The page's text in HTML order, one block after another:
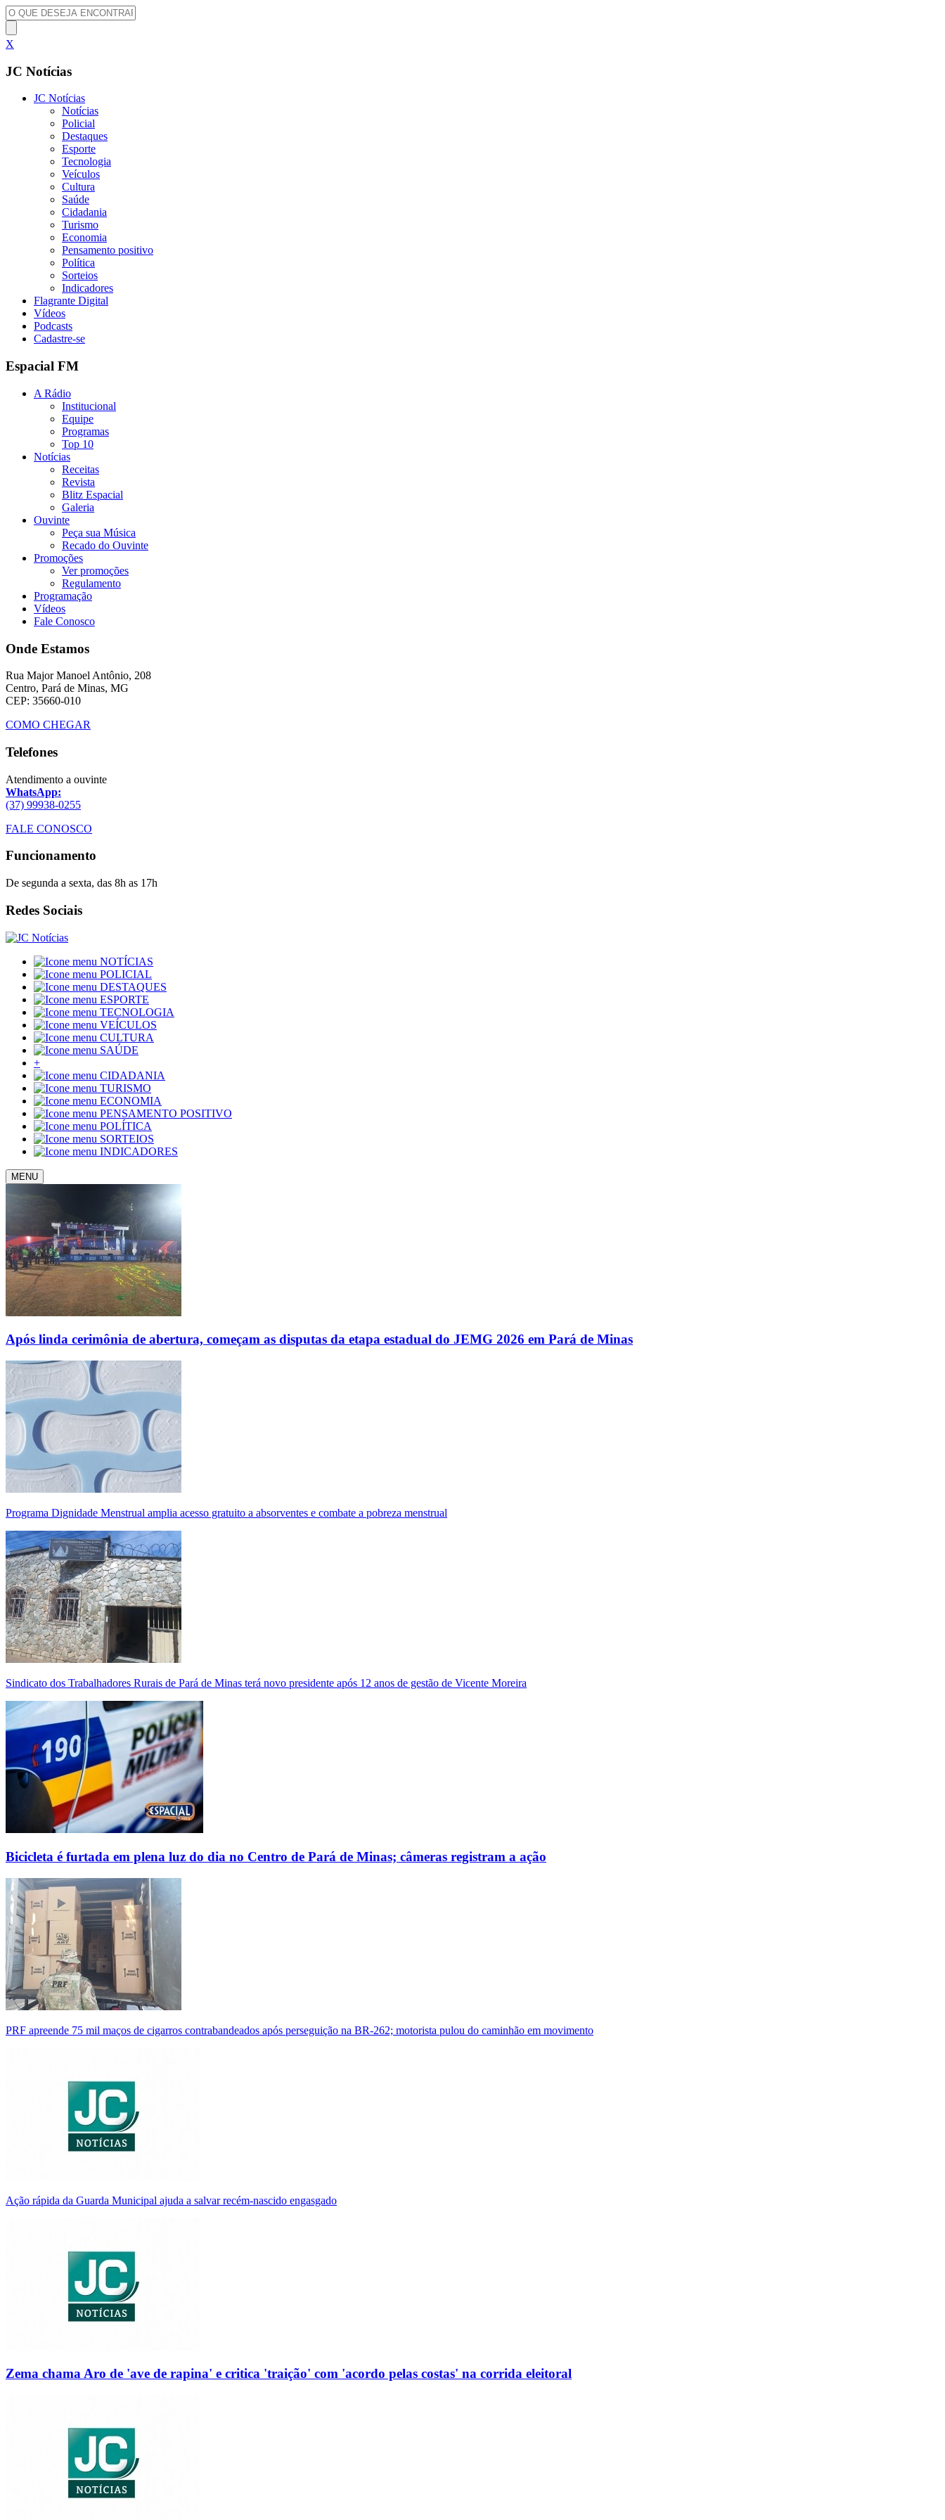
X
JC Notícias
JC Notícias
Notícias
Policial
Destaques
Esporte
Tecnologia
Veículos
Cultura
Saúde
Cidadania
Turismo
Economia
Pensamento positivo
Política
Sorteios
Indicadores
Flagrante Digital
Vídeos
Podcasts
Cadastre-se
Espacial FM
A Rádio
Institucional
Equipe
Programas
Top 10
Notícias
Receitas
Revista
Blitz Espacial
Galeria
Ouvinte
Peça sua Música
Recado do Ouvinte
Promoções
Ver promoções
Regulamento
Programação
Vídeos
Fale Conosco
Onde Estamos
Rua Major Manoel Antônio, 208
Centro, Pará de Minas, MG
CEP: 35660-010
COMO CHEGAR
Telefones
Atendimento a ouvinte
WhatsApp:
(37) 99938-0255
FALE CONOSCO
Funcionamento
De segunda a sexta, das 8h as 17h
Redes Sociais
NOTÍCIAS
POLICIAL
DESTAQUES
ESPORTE
TECNOLOGIA
VEÍCULOS
CULTURA
SAÚDE
+
CIDADANIA
TURISMO
ECONOMIA
PENSAMENTO POSITIVO
POLÍTICA
SORTEIOS
INDICADORES
MENU
Após linda cerimônia de abertura, começam as disputas da etapa estadual do JEMG 2026 em Pará de Minas
Programa Dignidade Menstrual amplia acesso gratuito a absorventes e combate a pobreza menstrual
Sindicato dos Trabalhadores Rurais de Pará de Minas terá novo presidente após 12 anos de gestão de Vicente Moreira
Bicicleta é furtada em plena luz do dia no Centro de Pará de Minas; câmeras registram a ação
PRF apreende 75 mil maços de cigarros contrabandeados após perseguição na BR-262; motorista pulou do caminhão em movimento
Ação rápida da Guarda Municipal ajuda a salvar recém-nascido engasgado
Zema chama Aro de 'ave de rapina' e critica 'traição' com 'acordo pelas costas' na corrida eleitoral